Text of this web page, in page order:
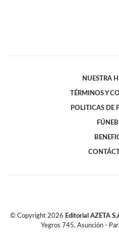
NUESTRA
TÉRMINOS Y
POLITICAS DE
© Copyright 2026 Editorial AZETA
Yegros 745, Asunción -